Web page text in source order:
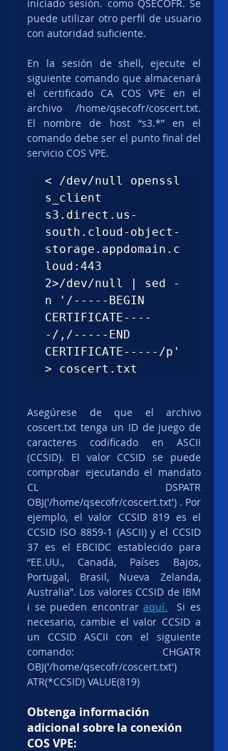
iniciado sesión. como QSECOFR. Se
puede utilizar otro perfil de usuario
con autoridad suficiente.
En la sesión de shell, ejecute el
siguiente comando que almacenará
el certificado CA COS VPE en el
archivo /home/qsecofr/coscert.txt.
El nombre de host “s3.*” en el
comando debe ser el punto final del
servicio COS VPE.
< /dev/null openssl
s_client
s3.direct.us-
south.cloud-object-
storage.appdomain.c
loud:443
2>/dev/null | sed -
n '/-----BEGIN
CERTIFICATE----
-/,/-----END
CERTIFICATE-----/p'
> coscert.txt
Asegúrese de que el archivo
coscert.txt tenga un ID de juego de
caracteres codificado en ASCII
(CCSID). El valor CCSID se puede
comprobar ejecutando el mandato
CL DSPATR
OBJ('/home/qsecofr/coscert.txt') . Por
ejemplo, el valor CCSID 819 es el
CCSID ISO 8859-1 (ASCII) y el CCSID
37 es el EBCIDC establecido para
“EE.UU., Canadá, Países Bajos,
Portugal, Brasil, Nueva Zelanda,
Australia”. Los valores CCSID de IBM
i se pueden encontrar aquí. Si es
necesario, cambie el valor CCSID a
un CCSID ASCII con el siguiente
comando: CHGATR
OBJ('/home/qsecofr/coscert.txt')
ATR(*CCSID) VALUE(819)
Obtenga información
adicional sobre la conexión
COS VPE: